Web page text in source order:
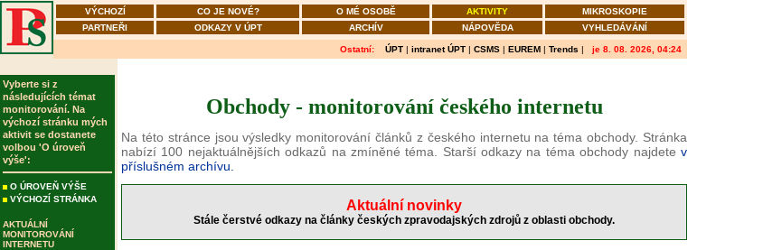
VÝCHOZÍ CO JE NOVÉ? O MÉ OSOBĚ AKTIVITY
MIKROSKOPIE
PARTNEŘI
ODKAZY V ÚPT ARCHÍV NÁPOVĚDA VYHLEDÁVÁNÍ
Ostatní: ÚPT | intranet ÚPT | CSMS | EUREM | Trends | je 8. 08. 2026, 04:24
Vyberte si z
následujících témat
monitorování. Na
výchozí stránku mých
aktivit se dostanete
volbou 'O úroveň
výše':
O ÚROVEŇ VÝŠE
VÝCHOZÍ STRÁNKA
AKTUÁLNÍ
MONITOROVÁNÍ
INTERNETU
Obchody - monitorování českého internetu
Na této stránce jsou výsledky monitorování článků z českého internetu na téma obchody. Stránka
nabízí 100 nejaktuálnějších odkazů na zmíněné téma. Starší odkazy na téma obchody najdete v
příslušném archívu.
Aktuální novinky
Stále čerstvé odkazy na články českých zpravodajských zdrojů z oblasti obchody.